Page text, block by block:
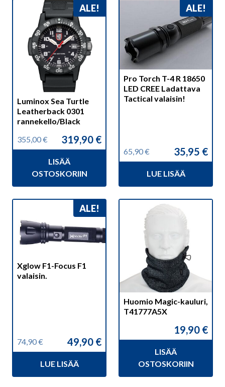
ALE!
Luminox Sea Turtle
Leatherback 0301
rannekello/Black
355,00€
Alkuperäinen
355,00 €.
319,90 €
Nykyinen
319,90 €.
LISÄÄ
OSTOSKORIIN
ALE!
Pro Torch T-4 R 18650
LED CREE Ladattava
Tactical valaisin!
65,90€
Alkuperäinen
65,90 €.
35,95 €
Nykyinen
35,95 €.
LUE LISÄÄ
ALE!
Xglow F1-Focus F1
valaisin.
74,90€
Alkuperäinen
74,90 €.
49,90 €
Nykyinen
49,90 €.
LUE LISÄÄ
Huomio Magic-kauluri,
T41777A5X
19,90 €
LISÄÄ
OSTOSKORIIN